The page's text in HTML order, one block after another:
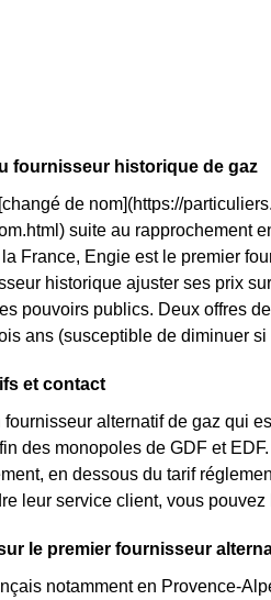
fournisseur historique de gaz
de nom](https://
suite au rapprochement
France, Engie est le premier
historique ajuster ses prix
pouvoirs publics. Deux offres
ans (susceptible de diminuer
et contact
alternatif de gaz qui
des monopoles de GDF et
en dessous du tarif
leur service client, vous
le premier fournisseur
notamment en Provence-